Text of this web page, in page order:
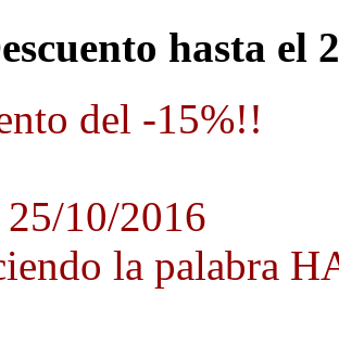
hasta el
del -15%!!
25/10/2016
la palabra